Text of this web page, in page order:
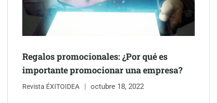
Regalos promocionales: ¿Por qué es
importante promocionar una empresa?
Revista ÉXITOIDEA octubre 18, 2022